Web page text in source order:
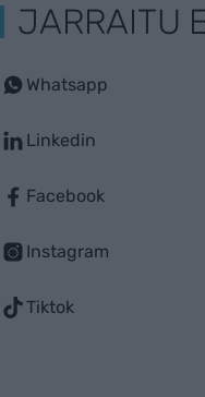
JARRAITU
Whatsapp
Linkedin
Facebook
Instagram
Tiktok